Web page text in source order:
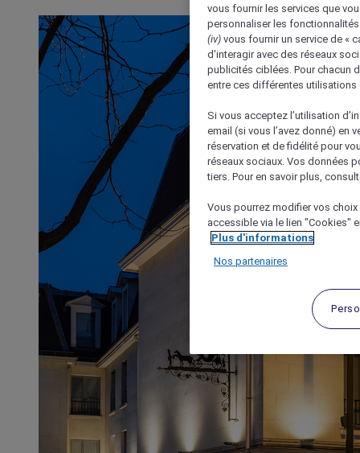
vous fournir les services que
personnaliser les
(iv) vous fournir un service de «
d'interagir avec des réseaux
publicités ciblées. Pour chacun
entre ces différentes utilisations
Si vous acceptez l’utilisation
email (si vous l’avez donné) en
réservation et de fidélité pour
réseaux sociaux. Vos données
tiers. Pour en savoir plus,
Vous pourrez modifier vos
accessible via le lien "Cookies"
Plus d'informations
Nos partenaires